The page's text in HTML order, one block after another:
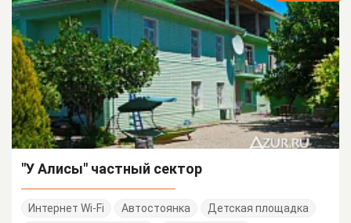
"У Алисы" частный сектор
Интернет Wi-Fi Автостоянка
Детская площадка